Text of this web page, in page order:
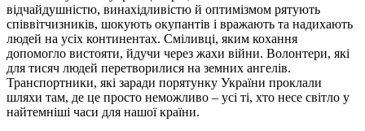
відчайдушністю, винахідливістю й оптимізмом рятують
співвітчизників, шокують окупантів і вражають та надихають
людей на усіх континентах. Сміливці, яким кохання
допомогло вистояти, йдучи через жахи війни. Волонтери, які
для тисяч людей перетворилися на земних ангелів.
Транспортники, які заради порятунку України проклали
шляхи там, де це просто неможливо – усі ті, хто несе світло у
найтемніші часи для нашої країни.